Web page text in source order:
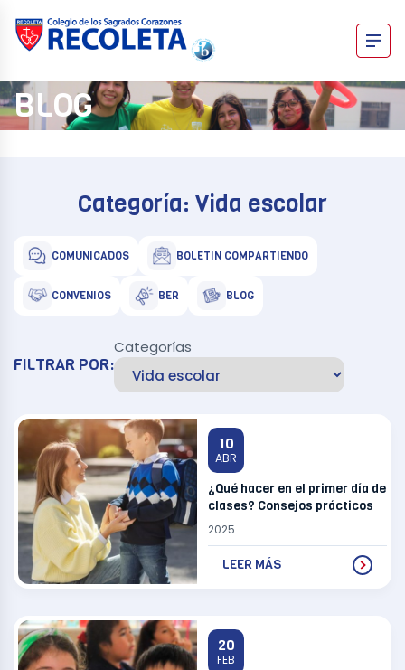
content
BLOG
Categoría: Vida escolar
COMUNICADOS BOLETIN COMPARTIENDO
CONVENIOS BER BLOG
FILTRAR POR:
Categorías
10
ABR
¿Qué hacer en el primer día de
clases? Consejos prácticos
2025
LEER MÁS
20
FEB